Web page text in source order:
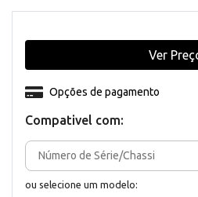
Compativel com:
ou selecione um modelo:
Opções de pagamento
Ver